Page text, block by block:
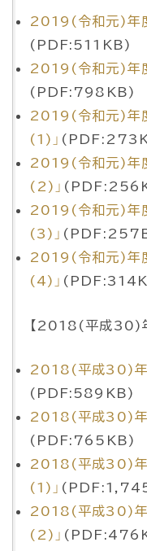
2019(令和元)年度
(PDF:511KB)
2019(令和元)年度
(PDF:798KB)
2019(令和元)年度
(1)」
2019(令和元)年度
(2)」
2019(令和元)年度
(3)」
2019(令和元)年度
(4)」
【2018(平成30)
2018(平成30)年
(PDF:589KB)
2018(平成30)年
(PDF:765KB)
2018(平成30)年度
(1)」
2018(平成30)年度
(2)」